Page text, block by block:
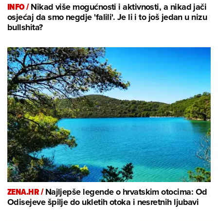
INFO /Nikad više mogućnosti i aktivnosti, a nikad jači
osjećaj da smo negdje 'falili'. Je li i to još jedan u nizu
bullshita?
ZENA.HR /Najljepše legende o hrvatskim otocima: Od
Odisejeve špilje do ukletih otoka i nesretnih ljubavi